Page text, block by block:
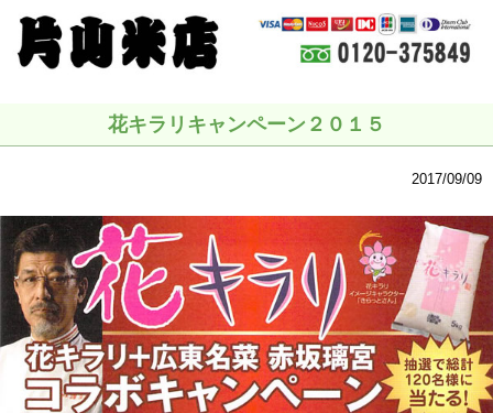
花キラリキャンペーン２０１５
2017/09/09